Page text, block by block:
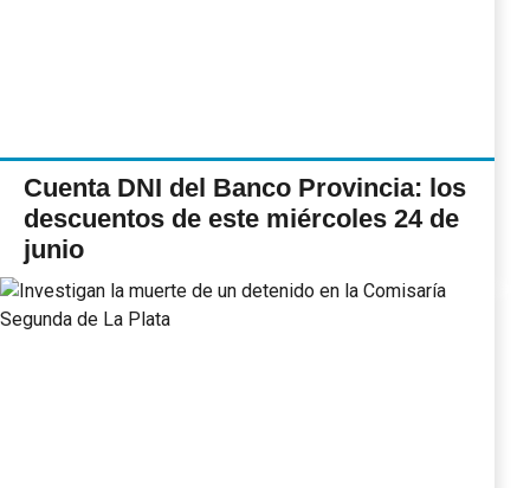
Cuenta DNI del Banco Provincia: los
descuentos de este miércoles 24 de
junio